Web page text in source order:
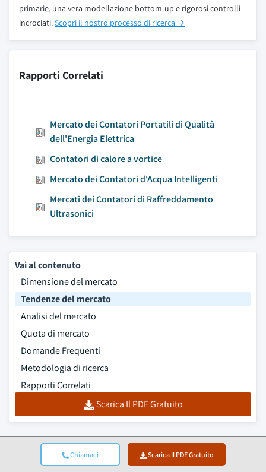
Chiamaci Scarica Il PDF Gratuito
primarie, una vera modellazione bottom-up e rigorosi controlli
incrociati.Scopri il nostro processo di ricerca →
Rapporti Correlati
Mercato dei Contatori Portatili di Qualità
dell'Energia Elettrica
Contatori di calore a vortice
Mercato dei Contatori d'Acqua Intelligenti
Mercati dei Contatori di Raffreddamento
Ultrasonici
Vai al contenuto
Dimensione del mercato
Tendenze del mercato
Analisi del mercato
Quota di mercato
Domande Frequenti
Metodologia di ricerca
Rapporti Correlati
Scarica Il PDF Gratuito